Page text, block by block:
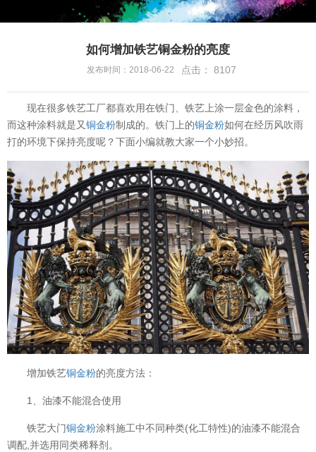
如何增加铁艺铜金粉的亮度
发布时间：2018-06-22 点击： 8107
现在很多铁艺工厂都喜欢用在铁门、铁艺上涂一层金色的涂料，
而这种涂料就是又铜金粉制成的。铁门上的铜金粉如何在经历风吹雨
打的环境下保持亮度呢？下面小编就教大家一个小妙招。
增加铁艺铜金粉的亮度方法：
1、油漆不能混合使用
铁艺大门铜金粉涂料施工中不同种类(化工特性)的油漆不能混合
调配,并选用同类稀释剂。